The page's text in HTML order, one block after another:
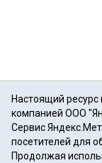
Настоящий
компанией ООО
Сервис
посетителей для
Продолжая